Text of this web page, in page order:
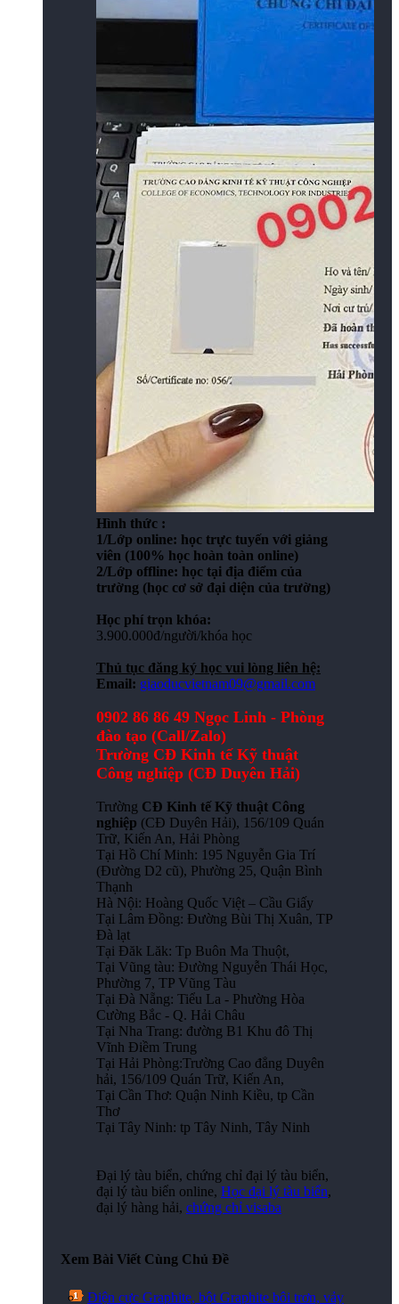
Hình thức :
1/Lớp online: học trực tuyến với giảng
viên (100% học hoàn toàn online)
2/Lớp offline: học tại địa điểm của
trường (học cơ sở đại diện của trường)
Học phí trọn khóa:
3.900.000đ/người/khóa học
Thủ tục đăng ký học vui lòng liên hệ:
Email: giaoducvietnam09@gmail.com
0902 86 86 49 Ngọc Linh - Phòng
đào tạo (Call/Zalo)
Trường CĐ Kinh tế Kỹ thuật
Công nghiệp (CĐ Duyên Hải)
Trường CĐ Kinh tế Kỹ thuật Công
nghiệp (CĐ Duyên Hải), 156/109 Quán
Trữ, Kiến An, Hải Phòng
Tại Hồ Chí Minh: 195 Nguyễn Gia Trí
(Đường D2 cũ), Phường 25, Quận Bình
Thạnh
Hà Nội: Hoàng Quốc Việt – Cầu Giấy
Tại Lâm Đồng: Đường Bùi Thị Xuân, TP
Đà lạt
Tại Đăk Lăk: Tp Buôn Ma Thuột,
Tại Vũng tàu: Đường Nguyễn Thái Học,
Phường 7, TP Vũng Tàu
Tại Đà Nẵng: Tiểu La - Phường Hòa
Cường Bắc - Q. Hải Châu
Tại Nha Trang: đường B1 Khu đô Thị
Vĩnh Điềm Trung
Tại Hải Phòng:Trường Cao đẳng Duyên
hải, 156/109 Quán Trữ, Kiến An,
Tại Cần Thơ: Quận Ninh Kiều, tp Cần
Thơ
Tại Tây Ninh: tp Tây Ninh, Tây Ninh
Đại lý tàu biển, chứng chỉ đại lý tàu biển,
đại lý tàu biển online, Học đại lý tàu biển,
đại lý hàng hải, chứng chỉ visaba
Xem Bài Viết Cùng Chủ Đề
Điện cực Graphite, bột Graphite bôi trơn, vảy